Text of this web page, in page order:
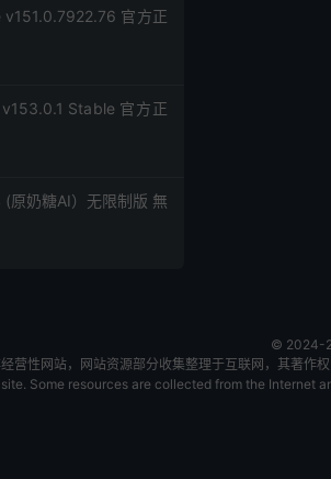
官方正
Stable 官方正
原奶糖AI）无限制版 無
© 2024-
营性网站，网站资源部分收集整理于互联网，其著作
Some resources are collected from the Internet